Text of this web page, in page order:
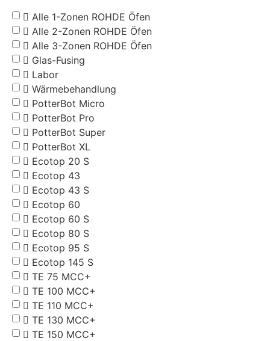
Alle 1-Zonen ROHDE Öfen
Alle 2-Zonen ROHDE Öfen
Alle 3-Zonen ROHDE Öfen
Glas-Fusing
Labor
Wärmebehandlung
PotterBot Micro
PotterBot Pro
PotterBot Super
PotterBot XL
Ecotop 20 S
Ecotop 43
Ecotop 43 S
Ecotop 60
Ecotop 60 S
Ecotop 80 S
Ecotop 95 S
Ecotop 145 S
TE 75 MCC+
TE 100 MCC+
TE 110 MCC+
TE 130 MCC+
TE 150 MCC+